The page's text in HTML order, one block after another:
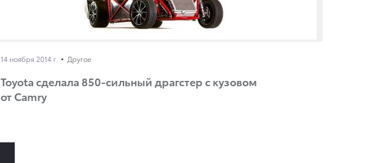
14 ноября 2014 г. Другое
Toyota сделала 850-сильный драгстер с кузовом
от Camry